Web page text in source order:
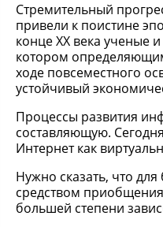
Стремительный
привели к поистине
конце XX века ученые
котором
ходе повсеместного
устойчивый
Процессы развития
составляющую.
Интернет как
Нужно сказать, что
средством
большей степени